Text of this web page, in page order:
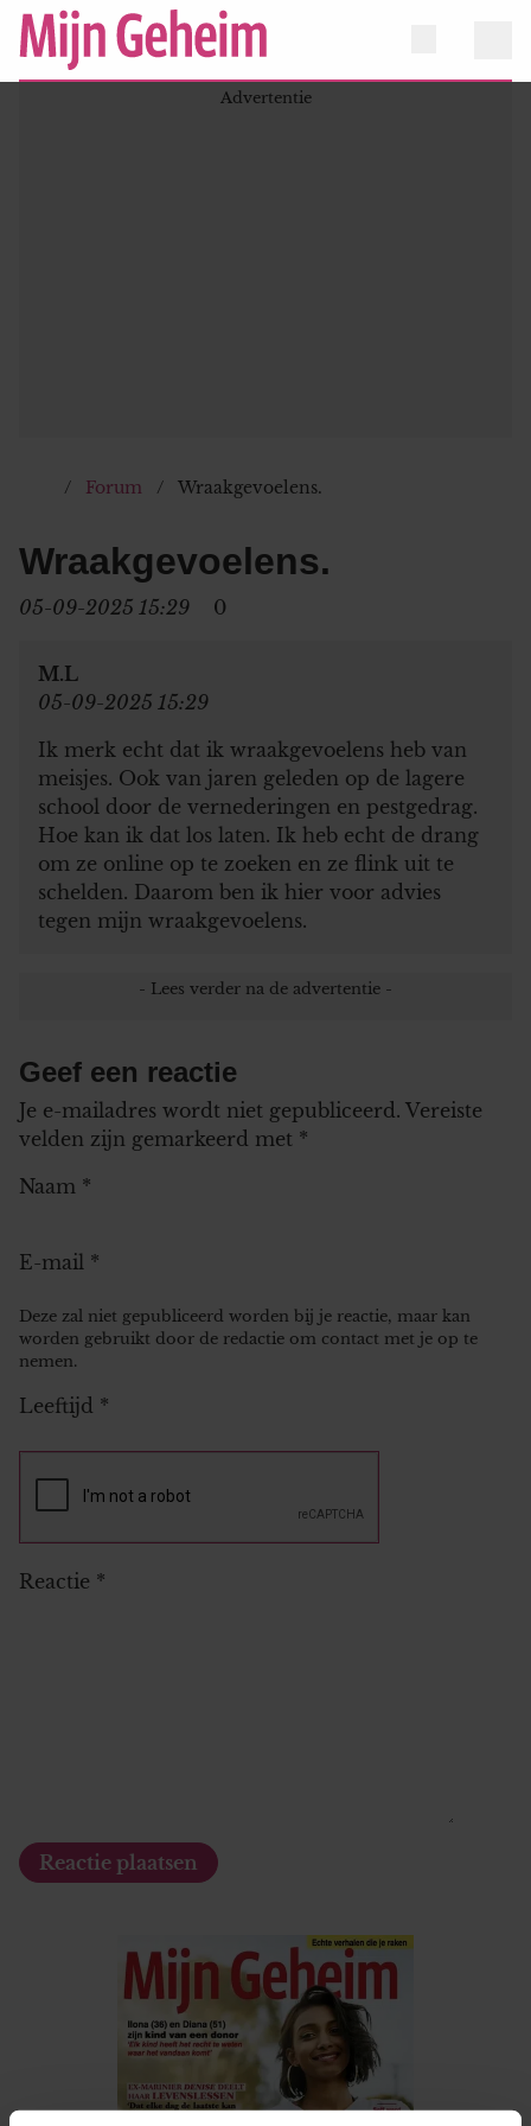
Forum Wraakgevoelens.
Wraakgevoelens.
05-09-2025 15:29 0
M.L
05-09-2025 15:29
Ik merk echt dat ik wraakgevoelens heb van
meisjes. Ook van jaren geleden op de lagere
school door de vernederingen en pestgedrag.
Hoe kan ik dat los laten. Ik heb echt de drang
om ze online op te zoeken en ze flink uit te
schelden. Daarom ben ik hier voor advies
tegen mijn wraakgevoelens.
Geef een reactie
Je e-mailadres wordt niet gepubliceerd. Vereiste
velden zijn gemarkeerd met *
Naam *
E-mail *
Deze zal niet gepubliceerd worden bij je reactie, maar kan
worden gebruikt door de redactie om contact met je op te
nemen.
Leeftijd *
Reactie *